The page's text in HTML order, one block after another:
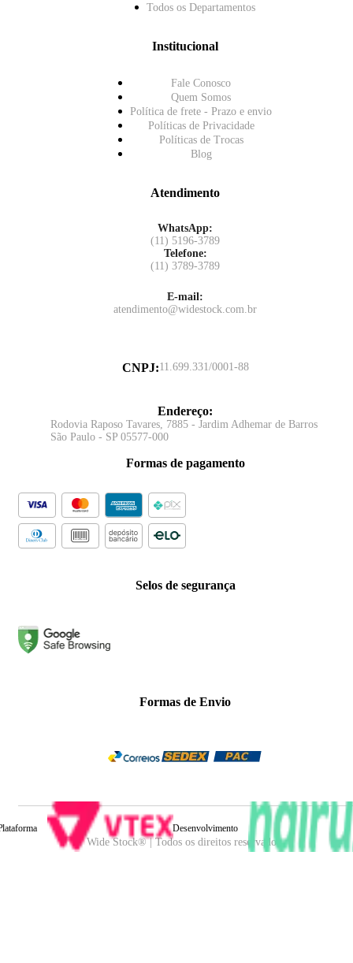
Todos os Departamentos
Institucional
Fale Conosco
Quem Somos
Política de frete - Prazo e envio
Políticas de Privacidade
Políticas de Trocas
Blog
Atendimento
WhatsApp:
(11) 5196-3789
Telefone:
(11) 3789-3789
E-mail:
atendimento@widestock.com.br
CNPJ:11.699.331/0001-88
Endereço:
Rodovia Raposo Tavares, 7885 - Jardim Adhemar de Barros
São Paulo - SP 05577-000
Formas de pagamento
Selos de segurança
Formas de Envio
Wide Stock® | Todos os direitos reservados.
Desenvolvimento